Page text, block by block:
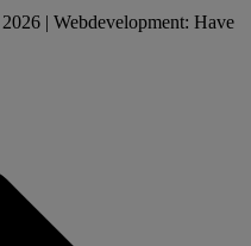
| Webdevelopment: Have